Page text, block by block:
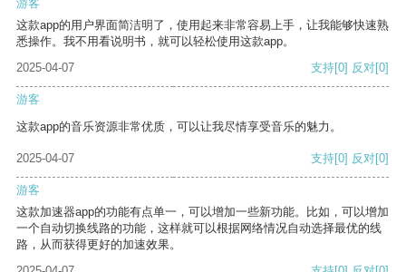
游客
这款app的用户界面简洁明了，使用起来非常容易上手，让我能够快速熟
悉操作。我不用看说明书，就可以轻松使用这款app。
2025-04-07
支持[0] 反对[0]
游客
这款app的音乐资源非常优质，可以让我尽情享受音乐的魅力。
2025-04-07 支持[0] 反对[0]
游客
这款加速器app的功能有点单一，可以增加一些新功能。比如，可以增加
一个自动切换线路的功能，这样就可以根据网络情况自动选择最优的线
路，从而获得更好的加速效果。